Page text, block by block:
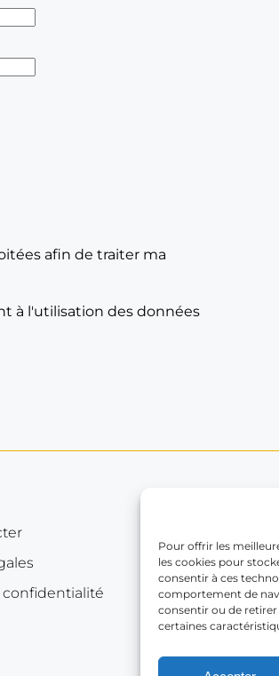
Pour offrir les
les cookies pour
consentir à ces
comportement de
consentir ou de
certaines
afin de traiter ma
à l'utilisation des données
66